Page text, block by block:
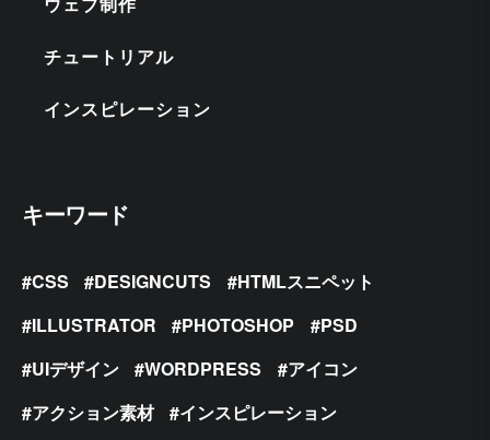
チュートリアル
インスピレーション
キーワード
CSS DESIGNCUTS
HTMLスニペット
ILLUSTRATOR
PHOTOSHOP
PSD
UIデザイン
WORDPRESS
アイコン
アクション素材
インスピレーション